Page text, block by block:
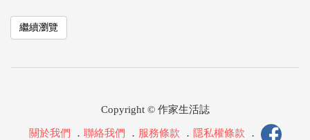
繼續瀏覽
Copyright © 作家生活誌
關於我們 ． 聯絡我們 ． 服務條款 ． 隱私權條款 ．